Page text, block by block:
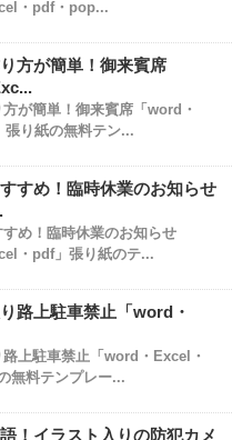
・pdf・pop...
方が簡単！御来賓席
が簡単！御来賓席「word・
り紙の無料テン...
すめ！臨時休業のお知らせ
め！臨時休業のお知らせ
・pdf」張り紙のテ...
路上駐車禁止「word・
上駐車禁止「word・Excel・
無料テンプレー...
！イラスト入りの防犯カメ